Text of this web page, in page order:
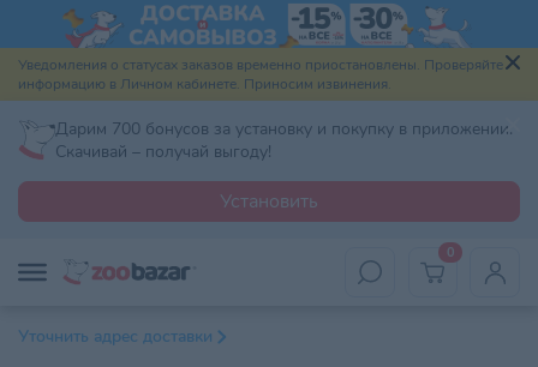
Уведомления о статусах заказов временно приостановлены. Проверяйте
информацию в Личном кабинете. Приносим извинения.
Дарим 700 бонусов за установку и покупку в приложении.
Скачивай – получай выгоду!
Установить
0
Уточнить адрес доставки